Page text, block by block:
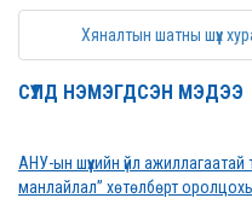
Хяналтын шатны шүүх
СҮҮЛД НЭМЭГДСЭН МЭДЭЭ
АНУ-ын шүүхийн үйл
манлайлал” хөтөлбөрт